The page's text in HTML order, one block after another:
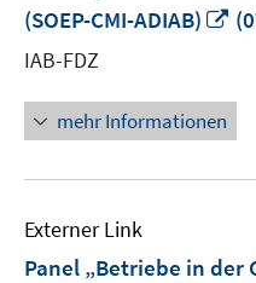
(SOEP-CMI-ADIAB)
In
IAB-FDZ
mehr Informationen
Externer Link
Panel „Betriebe in der